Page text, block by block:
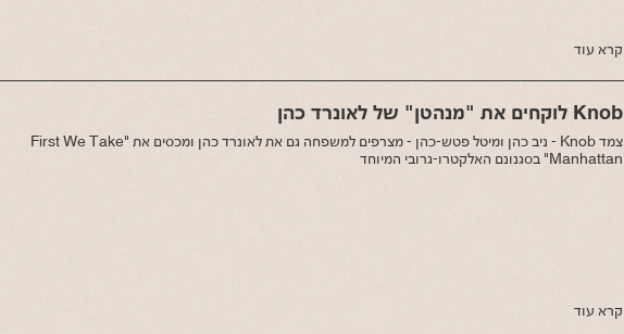
קרא עוד
Knob לוקחים את "מנהטן" של לאונרד כהן
צמד Knob - ניב כהן ומיטל פטש-כהן - מצרפים למשפחה גם את לאונרד כהן ומכסים את "First We Take
Manhattan" בסגנונם האלקטרו-גרובי המיוחד
קרא עוד